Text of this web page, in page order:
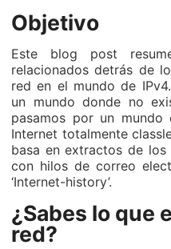
Objetivo
Este blog post
relacionados detrás de
red en el mundo de
un mundo donde no
pasamos por un
Internet totalmente
basa en extractos de los
con hilos de correo
‘Internet-history’.
¿Sabes lo que
red?